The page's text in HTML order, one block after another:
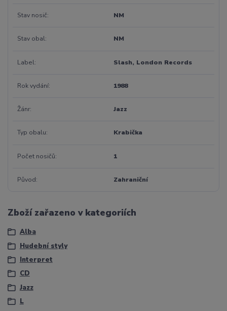
Stav nosič NM
Stav obal NM
Label Slash, London Records
Rok vydání 1988
Žánr Jazz
Typ obalu Krabička
Počet nosičů 1
Původ Zahraniční
Zboží zařazeno v kategoriích
Alba
Hudební styly
Interpret
CD
Jazz
L